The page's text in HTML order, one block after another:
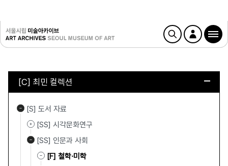
[C] 최민 컬렉션
[S] 도서 자료
[SS] 시각문화연구
[SS] 인문과 사회
[F] 철학·미학